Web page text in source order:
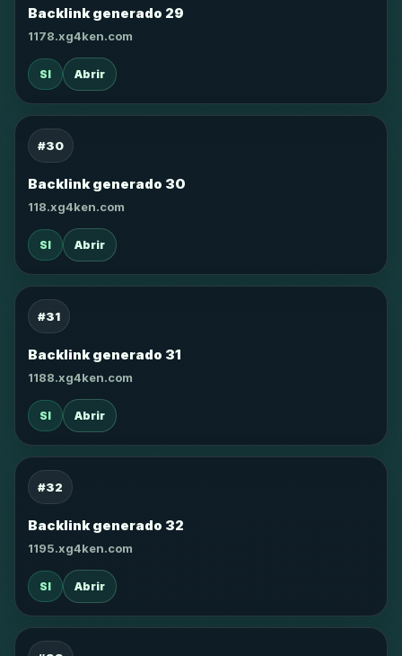
Backlink generado 29
1178.xg4ken.com
SI Abrir
#30
Backlink generado 30
118.xg4ken.com
SI Abrir
#31
Backlink generado 31
1188.xg4ken.com
SI Abrir
#32
Backlink generado 32
1195.xg4ken.com
SI Abrir